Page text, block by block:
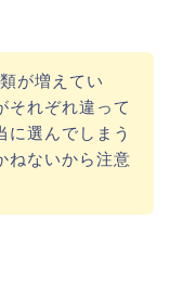
が増えてい
それぞれ違って
に選んでしまう
ねないから注意